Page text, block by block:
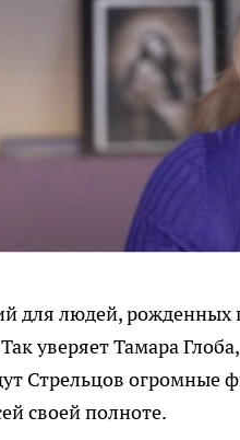
для людей, рожденных
уверяет Тамара
Стрельцов огромные
своей полноте.